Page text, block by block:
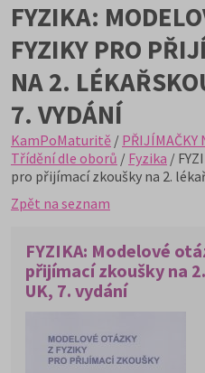
FYZIKA:
FYZIKY PRO
NA 2.
7. VYDÁNÍ
KamPoMaturitě / PŘIJÍMAČKY
Třídění dle oborů / Fyzika /
pro přijímací zkoušky na 2.
Zpět na seznam
FYZIKA: Modelové
přijímací zkoušky na
UK, 7. vydání